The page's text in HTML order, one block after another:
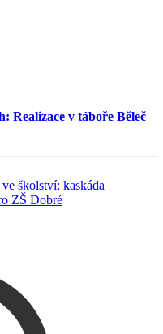
Realizace v táboře Běleč